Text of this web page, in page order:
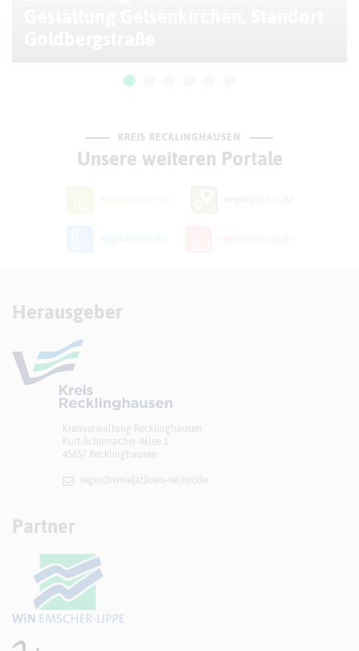
KREIS RECKLINGHAUSEN
Unsere weiteren Portale
Herausgeber
Kreisverwaltung Recklinghausen
Kurt-Schumacher-Allee 1
45657 Recklinghausen
regiochemie[at]​kreis-re(dot)de
Partner